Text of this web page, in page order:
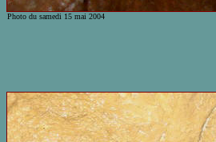
Photo du samedi 15 mai 2004